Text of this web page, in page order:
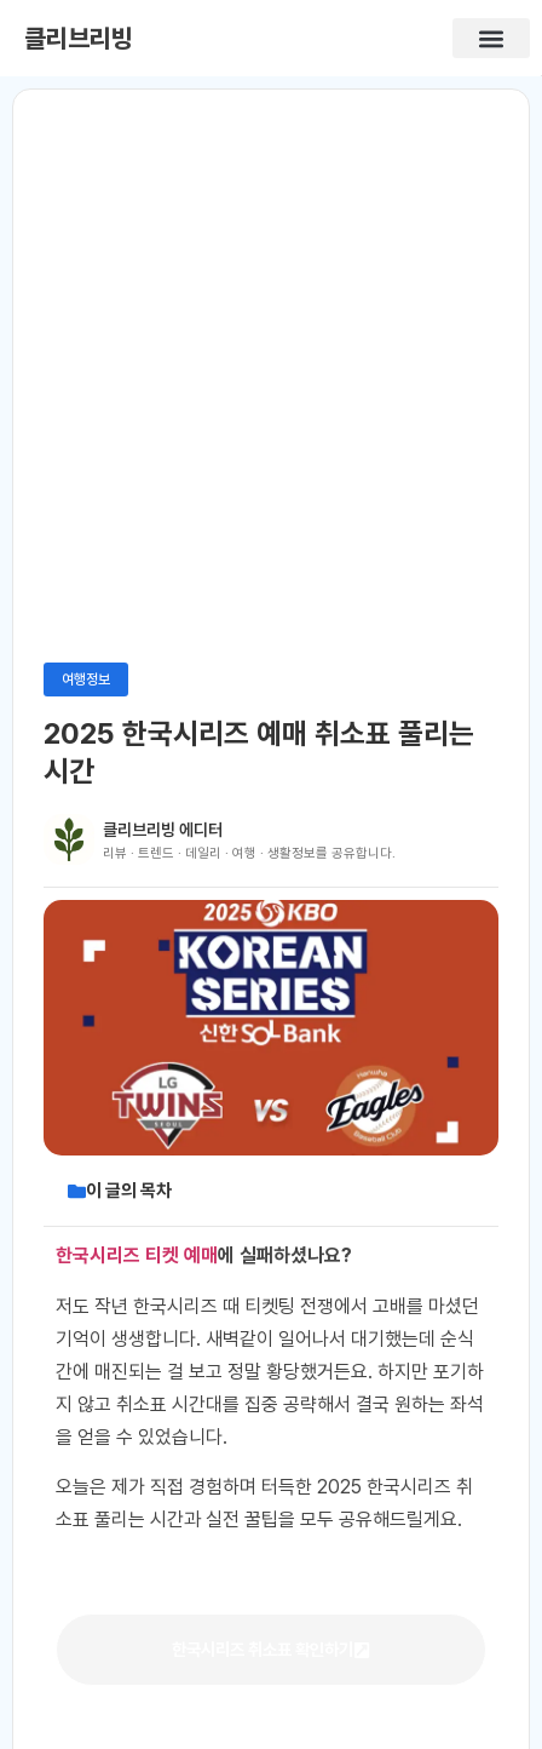
클리브리빙
여행정보
2025 한국시리즈 예매 취소표 풀리는
시간
클리브리빙 에디터
리뷰 · 트렌드 · 데일리 · 여행 · 생활정보를 공유합니다.
이 글의 목차
한국시리즈 티켓 예매에 실패하셨나요?
저도 작년 한국시리즈 때 티켓팅 전쟁에서 고배를 마셨던
기억이 생생합니다. 새벽같이 일어나서 대기했는데 순식
간에 매진되는 걸 보고 정말 황당했거든요. 하지만 포기하
지 않고 취소표 시간대를 집중 공략해서 결국 원하는 좌석
을 얻을 수 있었습니다.
오늘은 제가 직접 경험하며 터득한 2025 한국시리즈 취
소표 풀리는 시간과 실전 꿀팁을 모두 공유해드릴게요.